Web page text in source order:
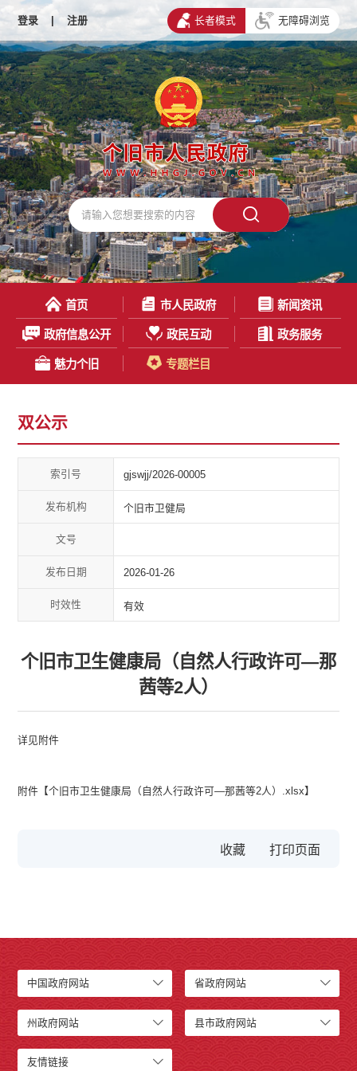
登录 | 注册 长者模式 无障碍浏览
首页 市人民政府 新闻资讯
政府信息公开 政民互动 政务服务
魅力个旧 专题栏目
双公示
索引号 gjswjj/2026-00005
发布机构 个旧市卫健局
文号
发布日期 2026-01-26
时效性 有效
个旧市卫生健康局（自然人行政许可—那
茜等2人）
详见附件
附件【个旧市卫生健康局（自然人行政许可—那茜等2人）.xlsx】
收藏
中国政府网站 省政府网站
州政府网站 县市政府网站
友情链接